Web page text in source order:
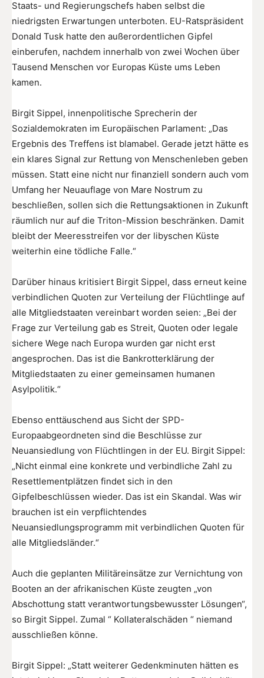
Staats- und Regierungschefs haben selbst die
niedrigsten Erwartungen unterboten. EU-Ratspräsident
Donald Tusk hatte den außerordentlichen Gipfel
einberufen, nachdem innerhalb von zwei Wochen über
Tausend Menschen vor Europas Küste ums Leben
kamen.
Birgit Sippel, innenpolitische Sprecherin der
Sozialdemokraten im Europäischen Parlament: „Das
Ergebnis des Treffens ist blamabel. Gerade jetzt hätte es
ein klares Signal zur Rettung von Menschenleben geben
müssen. Statt eine nicht nur finanziell sondern auch vom
Umfang her Neuauflage von Mare Nostrum zu
beschließen, sollen sich die Rettungsaktionen in Zukunft
räumlich nur auf die Triton-Mission beschränken. Damit
bleibt der Meeresstreifen vor der libyschen Küste
weiterhin eine tödliche Falle.“
Darüber hinaus kritisiert Birgit Sippel, dass erneut keine
verbindlichen Quoten zur Verteilung der Flüchtlinge auf
alle Mitgliedstaaten vereinbart worden seien: „Bei der
Frage zur Verteilung gab es Streit, Quoten oder legale
sichere Wege nach Europa wurden gar nicht erst
angesprochen. Das ist die Bankrotterklärung der
Mitgliedstaaten zu einer gemeinsamen humanen
Asylpolitik.“
Ebenso enttäuschend aus Sicht der SPD-
Europaabgeordneten sind die Beschlüsse zur
Neuansiedlung von Flüchtlingen in der EU. Birgit Sippel:
„Nicht einmal eine konkrete und verbindliche Zahl zu
Resettlementplätzen findet sich in den
Gipfelbeschlüssen wieder. Das ist ein Skandal. Was wir
brauchen ist ein verpflichtendes
Neuansiedlungsprogramm mit verbindlichen Quoten für
alle Mitgliedsländer.“
Auch die geplanten Militäreinsätze zur Vernichtung von
Booten an der afrikanischen Küste zeugten „von
Abschottung statt verantwortungsbewusster Lösungen“,
so Birgit Sippel. Zumal “ Kollateralschäden “ niemand
ausschließen könne.
Birgit Sippel: „Statt weiterer Gedenkminuten hätten es